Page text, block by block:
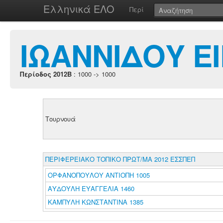
Ελληνικά ΕΛΟ Περί
ΙΩΑΝΝΙΔΟΥ
Περίοδος 2012B : 1000 -> 1000
Τουρνουά
ΠΕΡΙΦΕΡΕΙΑΚΟ ΤΟΠΙΚΟ ΠΡΩΤ/ΜΑ 2012 ΕΣΣΠΕΠ
ΟΡΦΑΝΟΠΟΥΛΟΥ ΑΝΤΙΟΠΗ 1005
ΑΥΔΟΥΛΗ ΕΥΑΓΓΕΛΙΑ 1460
ΚΑΜΠΥΛΗ ΚΩΝΣΤΑΝΤΙΝΑ 1385